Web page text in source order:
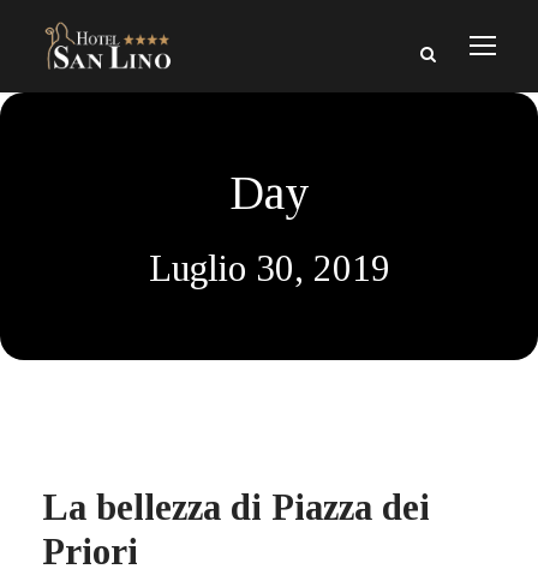
Day
Luglio 30, 2019
La bellezza di Piazza dei
Priori